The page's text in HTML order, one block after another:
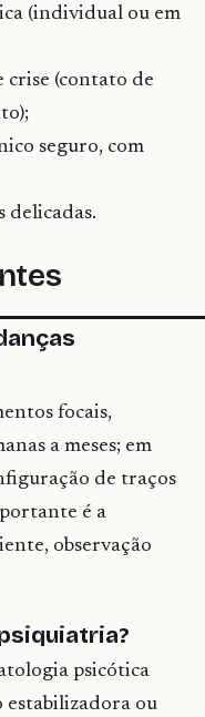
(individual ou em
crise (contato de
seguro, com
delicadas.
focais,
a meses; em
de traços
é a
observação
psicótica
estabilizadora ou